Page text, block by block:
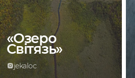
«Озеро
Світязь»
jekaloc